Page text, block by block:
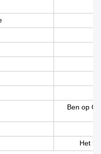
Ben op
Het